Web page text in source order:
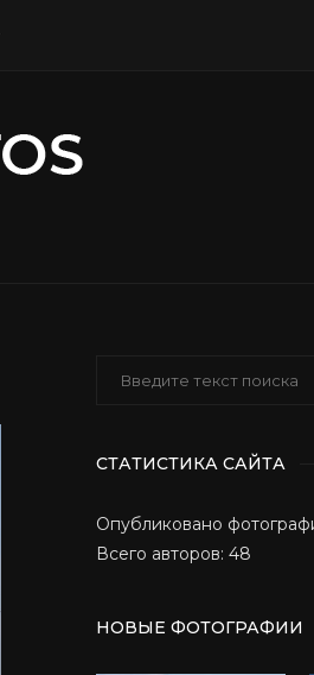
СТАТИСТИКА САЙТА
Опубликовано
Всего авторов: 48
НОВЫЕ ФОТОГРАФИИ